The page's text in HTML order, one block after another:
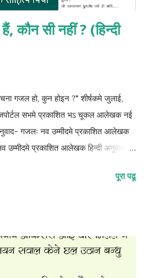
कौन सी नहीं ? (हिन्दी
गजल हो, कुन होइन ?" शीर्षकमे जुलाई,
सभमे प्रकाशित भऽ चूकल आलेखक नई
गजलः नव उम्मीदमे प्रकाशित आलेखक
उम्मीदमे प्रकाशित आलेखक हिन्दी अनुवाद -
पूरा पढू